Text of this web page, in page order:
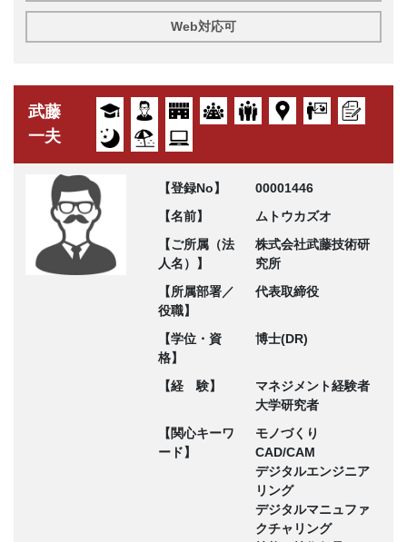
Web対応可
武藤
一夫
【登録No】
00001446
【名前】
ムトウカズオ
【ご所属（法
人名）】
株式会社武藤技術研
究所
【所属部署／
役職】
代表取締役
【学位・資
格】
博士(DR)
【経 験】
マネジメント経験者
大学研究者
【関心キーワ
ード】
モノづくり
CAD/CAM
デジタルエンジニア
リング
デジタルマニュファ
クチャリング